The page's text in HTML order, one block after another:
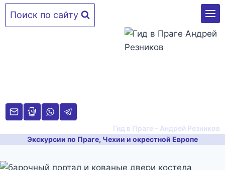
Перейти
Поиск по сайту
Гид в Праге – Андрей Резников
Экскурсии по Праге, Чехии и окрестной Европе